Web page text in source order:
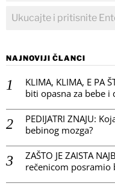
NAJNOVIJI ČLANCI
KLIMA, KLIMA, E PA
biti opasna za bebe i
PEDIJATRI ZNAJU:
bebinog mozga?
ZAŠTO JE ZAISTA
rečenicom